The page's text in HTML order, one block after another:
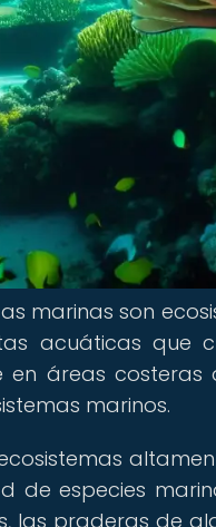
marinas son
acuáticas que
en áreas
marinos.
de especies
las praderas de